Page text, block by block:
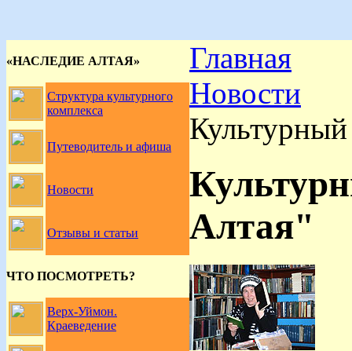
«НАСЛЕДИЕ АЛТАЯ»
Структура культурного
комплекса
Путеводитель и афиша
Новости
Отзывы и статьи
ЧТО ПОСМОТРЕТЬ?
Верх-Уймон.
Краеведение
Главная
Новости
Алтая"